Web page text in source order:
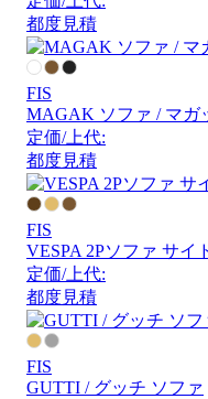
都度見積
FIS
MAGAK ソファ / マガ
定価/上代:
都度見積
FIS
VESPA 2Pソファ サイ
定価/上代:
都度見積
FIS
GUTTI / グッチ ソファ